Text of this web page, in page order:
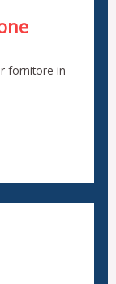
fornitore in